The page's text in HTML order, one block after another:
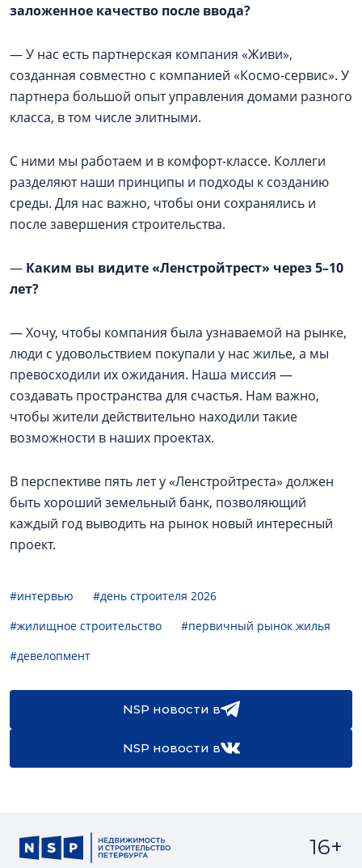
заложенное качество после ввода?
— У нас есть партнерская компания «Живи»,
созданная совместно с компанией «Космо-сервис». У
партнера большой опыт управления домами разного
класса, в том числе элитными.
С ними мы работаем и в комфорт-классе. Коллеги
разделяют наши принципы и подходы к созданию
среды. Для нас важно, чтобы они сохранялись и
после завершения строительства.
— Каким вы видите «Ленстройтрест» через 5–10
лет?
— Хочу, чтобы компания была узнаваемой на рынке,
люди с удовольствием покупали у нас жилье, а мы
превосходили их ожидания. Наша миссия —
создавать пространства для счастья. Нам важно,
чтобы жители действительно находили такие
возможности в наших проектах.
В перспективе пять лет у «Ленстройтреста» должен
быть хороший земельный банк, позволяющий
каждый год выводить на рынок новый интересный
проект.
#интервью
#день строителя 2026
#жилищное строительство
#первичный рынок жилья
#девелопмент
NSP новости в
NSP новости в
16+